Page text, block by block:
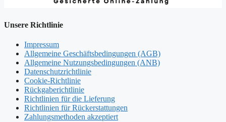
Unsere Richtlinie
Impressum
Allgemeine Geschäftsbedingungen (AGB)
Allgemeine Nutzungsbedingungen (ANB)
Datenschutzrichtlinie
Cookie-Richtlinie
Rückgaberichtlinie
Richtlinien für die Lieferung
Richtlinien für Rückerstattungen
Zahlungsmethoden akzeptiert